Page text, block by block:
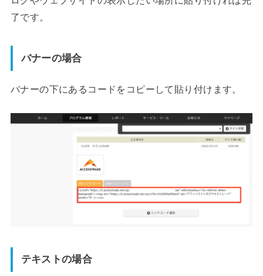
了です。
バナーの場合
バナーの下にあるコードをコピーして貼り付けます。
テキストの場合